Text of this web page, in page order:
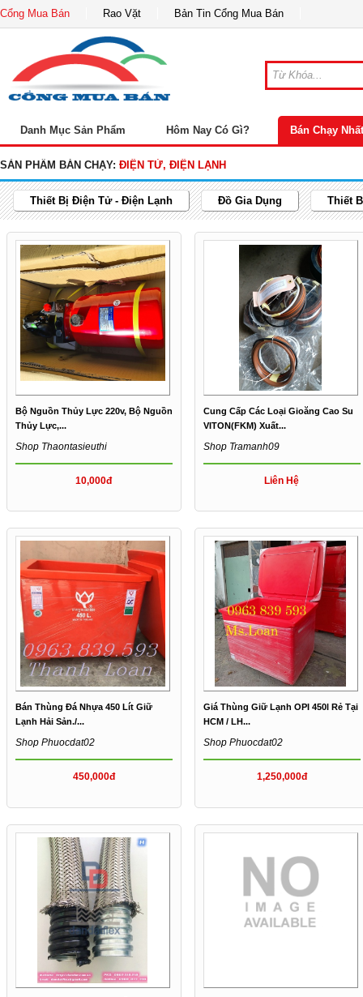
Cổng Mua Bán Rao Vặt Bản Tin Cổng Mua Bán
Danh Mục Sản Phẩm Hôm Nay Có Gì? Bán Chạy Nhất
SẢN PHẨM BÁN CHẠY: ĐIỆN TỬ, ĐIỆN LẠNH
Thiết Bị Điện Tử - Điện Lạnh Đồ Gia Dụng Thiết
Bộ Nguồn Thủy Lực 220v, Bộ Nguồn
Thủy Lực,...
Shop Thaontasieuthi
10,000đ
Cung Cấp Các Loại Gioăng Cao Su
VITON(FKM) Xuất...
Shop Tramanh09
Liên Hệ
Bán Thùng Đá Nhựa 450 Lít Giữ
Lạnh Hải Sản./...
Shop Phuocdat02
450,000đ
Giá Thùng Giữ Lạnh OPI 450l Rẻ Tại
HCM / LH...
Shop Phuocdat02
1,250,000đ